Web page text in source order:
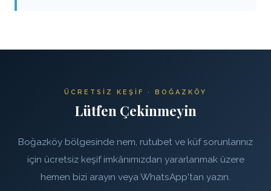
ÜCRETSIZ KEŞIF · BOĞAZKÖY
Lütfen Çekinmeyin
Boğazköy bölgesinde nem, rutubet ve küf sorunlarınız
için ücretsiz keşif imkânımızdan yararlanmak üzere
hemen bizi arayın veya WhatsApp'tan yazın.